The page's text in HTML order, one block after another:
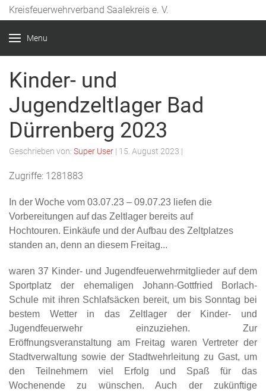
Kreisfeuerwehrverband Saalekreis e. V.
Menu
Kinder- und
Jugendzeltlager Bad
Dürrenberg 2023
Geschrieben von: Super User | 15. August 2023 |
Zugriffe: 1281883
In der Woche vom 03.07.23 – 09.07.23 liefen die
Vorbereitungen auf das Zeltlager bereits auf
Hochtouren. Einkäufe und der Aufbau des Zeltplatzes
standen an, denn an diesem Freitag...
waren 37 Kinder- und Jugendfeuerwehrmitglieder auf dem
Sportplatz der ehemaligen Johann-Gottfried Borlach-
Schule mit ihren Schlafsäcken bereit, um bis Sonntag bei
bestem Wetter in das Zeltlager der Kinder- und
Jugendfeuerwehr einzuziehen. Zur
Eröffnungsveranstaltung am Freitag waren Vertreter der
Stadtverwaltung sowie der Stadtwehrleitung zu Gast, um
den Teilnehmern viel
Erfolg und Spaß für das
Wochenende zu wünschen. Auch der zukünftige
Year Month